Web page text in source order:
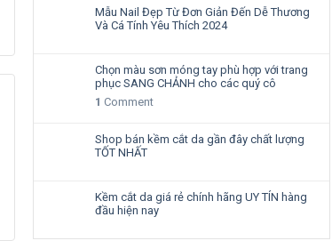
Mẫu Nail Đẹp Từ Đơn Giản Đến Dễ Thương
Và Cá Tính Yêu Thích 2024
Chọn màu sơn móng tay phù hợp với trang
phục SANG CHẢNH cho các quý cô
1 Comment
Shop bán kềm cắt da gần đây chất lượng
TỐT NHẤT
Kềm cắt da giá rẻ chính hãng UY TÍN hàng
đầu hiện nay